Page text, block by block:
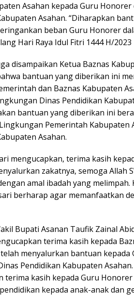
Asahan kepada Guru
Asahan. “Diharapkan
beban Guru Honorer
Hari Raya Idul Fitri 1444 H/2023
disampaikan Ketua Baznas
bantuan yang diberikan ini
dan Baznas Kabupaten
Dinas Pendidikan
bantuan yang diberikan ini
Pemerintah Kabupaten
Asahan.
mengucapkan, terima kasih
zakatnya, semoga Allah
amal ibadah yang melimpah.
berharap agar memanfaatkan
Bupati Asanan Taufik Zainal
terima kasih kepada
menyalurkan bantuan kepada
Pendidikan Kabupaten
terima kasih kepada Guru
kepada anak-anak dan